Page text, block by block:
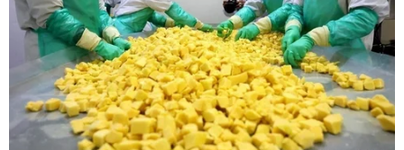
#tin tức hot
#tin tức an ninh thời sự
#thời sự hôm nay
#bản tin thời sự
#tội phạm
#truy nã
#tội phạm hình sự
#hình sự #công an
#vụ án
#phạm pháp
#pháp luật #pháp đình
#xã hội
#an ninh xã hội
#chính trị #VietnamPlus
Iran